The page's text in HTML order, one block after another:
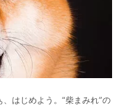
はじめよう。“柴まみれ”の